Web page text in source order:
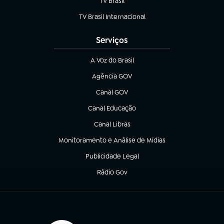
(abre em nova aba)
TV Brasil Internacional
(abre em nova aba)
Serviços
A Voz do Brasil
(abre em nova aba)
Agência GOV
(abre em nova aba)
Canal GOV
(abre em nova aba)
Canal Educação
(abre em nova aba)
Canal Libras
(abre em nova aba)
Monitoramento e Análise de Mídias
(abre em nova aba)
Publicidade Legal
(abre em nova aba)
Rádio Gov
(abre em nova aba)